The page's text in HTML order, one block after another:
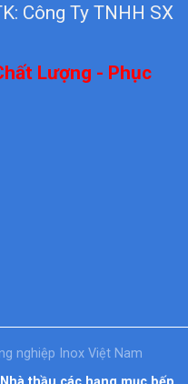
Công Ty TNHH SX
Lượng - Phục
nghiệp Inox Việt Nam